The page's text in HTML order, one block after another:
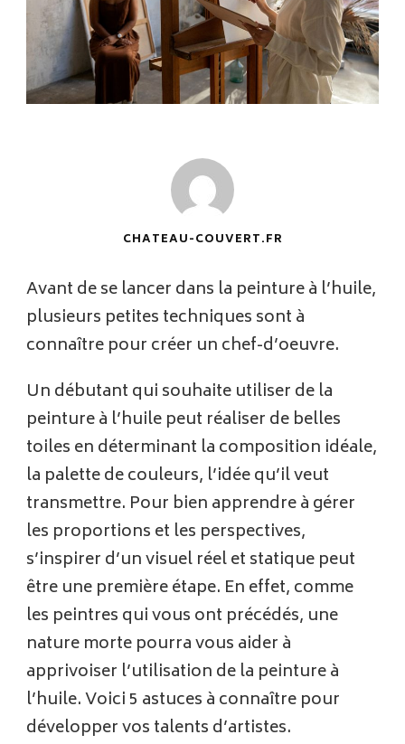
CHATEAU-COUVERT.FR
Avant de se lancer dans la peinture à l’huile,
plusieurs petites techniques sont à
connaître pour créer un chef-d’oeuvre.
Un débutant qui souhaite utiliser de la
peinture à l’huile peut réaliser de belles
toiles en déterminant la composition idéale,
la palette de couleurs, l’idée qu’il veut
transmettre. Pour bien apprendre à gérer
les proportions et les perspectives,
s’inspirer d’un visuel réel et statique peut
être une première étape. En effet, comme
les peintres qui vous ont précédés, une
nature morte pourra vous aider à
apprivoiser l’utilisation de la peinture à
l’huile. Voici 5 astuces à connaître pour
développer vos talents d’artistes.